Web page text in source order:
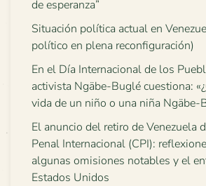
de esperanza”
Situación política actual en
político en plena reconfiguración)
En el Día Internacional de los
activista Ngäbe-Buglé cuestiona:
vida de un niño o una niña Ngäbe-
El anuncio del retiro de Venezuela
Penal Internacional (CPI):
algunas omisiones notables y el
Estados Unidos